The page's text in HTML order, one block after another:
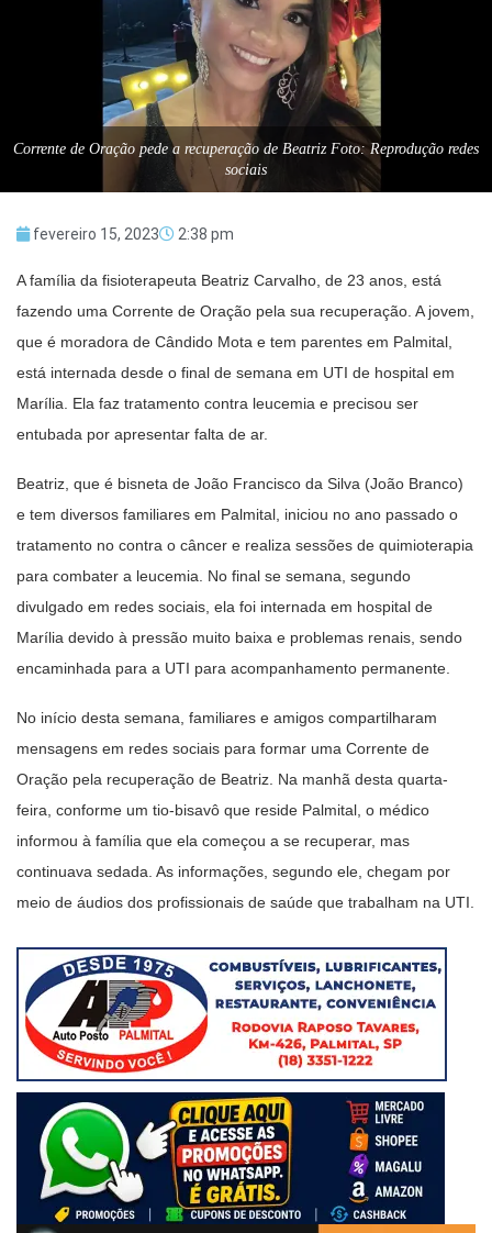
Corrente de Oração pede a recuperação de Beatriz Foto: Reprodução redes
sociais
fevereiro 15, 2023 2:38 pm
A família da fisioterapeuta Beatriz Carvalho, de 23 anos, está
fazendo uma Corrente de Oração pela sua recuperação. A jovem,
que é moradora de Cândido Mota e tem parentes em Palmital,
está internada desde o final de semana em UTI de hospital em
Marília. Ela faz tratamento contra leucemia e precisou ser
entubada por apresentar falta de ar.
Beatriz, que é bisneta de João Francisco da Silva (João Branco)
e tem diversos familiares em Palmital, iniciou no ano passado o
tratamento no contra o câncer e realiza sessões de quimioterapia
para combater a leucemia. No final se semana, segundo
divulgado em redes sociais, ela foi internada em hospital de
Marília devido à pressão muito baixa e problemas renais, sendo
encaminhada para a UTI para acompanhamento permanente.
No início desta semana, familiares e amigos compartilharam
mensagens em redes sociais para formar uma Corrente de
Oração pela recuperação de Beatriz. Na manhã desta quarta-
feira, conforme um tio-bisavô que reside Palmital, o médico
informou à família que ela começou a se recuperar, mas
continuava sedada. As informações, segundo ele, chegam por
meio de áudios dos profissionais de saúde que trabalham na UTI.